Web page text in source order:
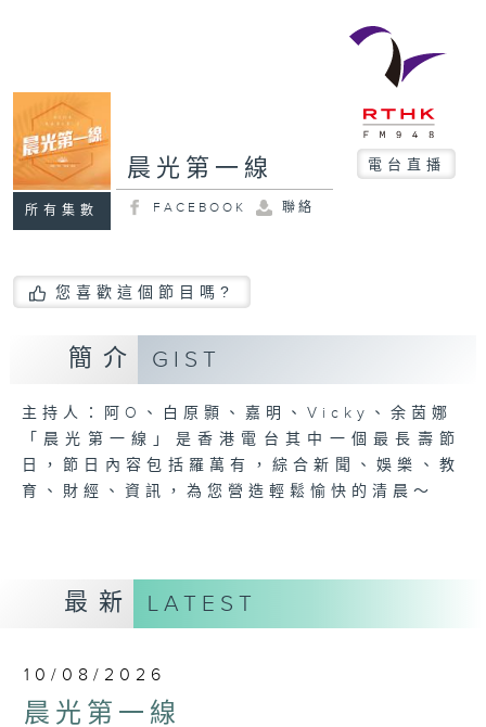
所有集數
晨光第一線 電台直播
FACEBOOK 聯絡
您喜歡這個節目嗎?
簡介 GIST
主持人：阿O、白原顥、嘉明、Vicky、余茵娜
「晨光第一線」是香港電台其中一個最長壽節
日，節日內容包括羅萬有，綜合新聞、娛樂、教
育、財經、資訊，為您營造輕鬆愉快的清晨～
最新 LATEST
10/08/2026
晨光第一線